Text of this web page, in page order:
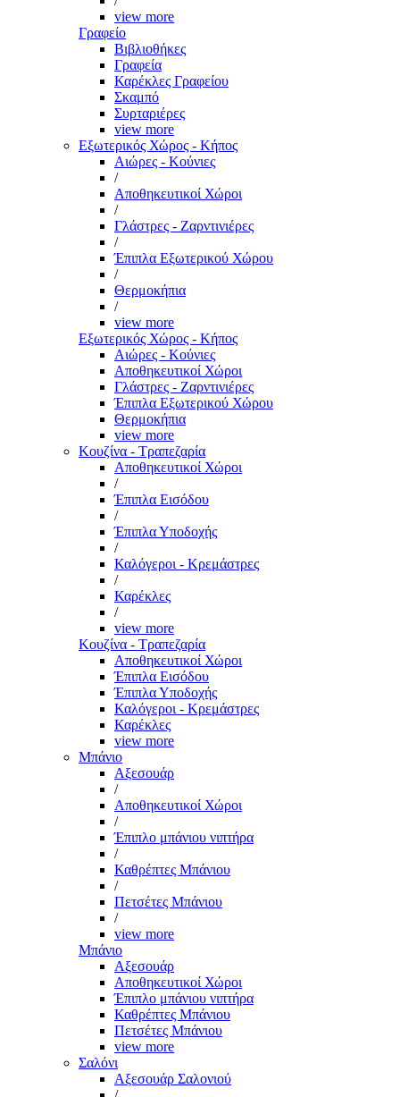
view more
Γραφείο
Βιβλιοθήκες
Γραφεία
Καρέκλες Γραφείου
Σκαμπό
Συρταριέρες
view more
Εξωτερικός Χώρος - Κήπος
Αιώρες - Κούνιες
/
Αποθηκευτικοί Χώροι
/
Γλάστρες - Ζαρντινιέρες
/
Έπιπλα Εξωτερικού Χώρου
/
Θερμοκήπια
/
view more
Εξωτερικός Χώρος - Κήπος
Αιώρες - Κούνιες
Αποθηκευτικοί Χώροι
Γλάστρες - Ζαρντινιέρες
Έπιπλα Εξωτερικού Χώρου
Θερμοκήπια
view more
Κουζίνα - Τραπεζαρία
Αποθηκευτικοί Χώροι
/
Έπιπλα Εισόδου
/
Έπιπλα Υποδοχής
/
Καλόγεροι - Κρεμάστρες
/
Καρέκλες
/
view more
Κουζίνα - Τραπεζαρία
Αποθηκευτικοί Χώροι
Έπιπλα Εισόδου
Έπιπλα Υποδοχής
Καλόγεροι - Κρεμάστρες
Καρέκλες
view more
Μπάνιο
Αξεσουάρ
/
Αποθηκευτικοί Χώροι
/
Έπιπλο μπάνιου νιπτήρα
/
Καθρέπτες Μπάνιου
/
Πετσέτες Μπάνιου
/
view more
Μπάνιο
Αξεσουάρ
Αποθηκευτικοί Χώροι
Έπιπλο μπάνιου νιπτήρα
Καθρέπτες Μπάνιου
Πετσέτες Μπάνιου
view more
Σαλόνι
Αξεσουάρ Σαλονιού